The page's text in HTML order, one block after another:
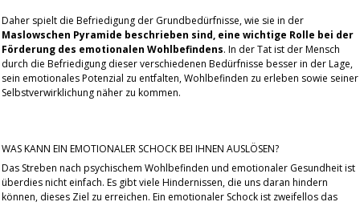
Daher spielt die Befriedigung der Grundbedürfnisse, wie sie in der
Maslowschen Pyramide beschrieben sind, eine wichtige Rolle bei der
Förderung des emotionalen Wohlbefindens. In der Tat ist der Mensch
durch die Befriedigung dieser verschiedenen Bedürfnisse besser in der Lage,
sein emotionales Potenzial zu entfalten, Wohlbefinden zu erleben sowie seiner
Selbstverwirklichung näher zu kommen.
WAS KANN EIN EMOTIONALER SCHOCK BEI IHNEN AUSLÖSEN?
Das Streben nach psychischem Wohlbefinden und emotionaler Gesundheit ist
überdies nicht einfach. Es gibt viele Hindernissen, die uns daran hindern
können, dieses Ziel zu erreichen. Ein emotionaler Schock ist zweifellos das